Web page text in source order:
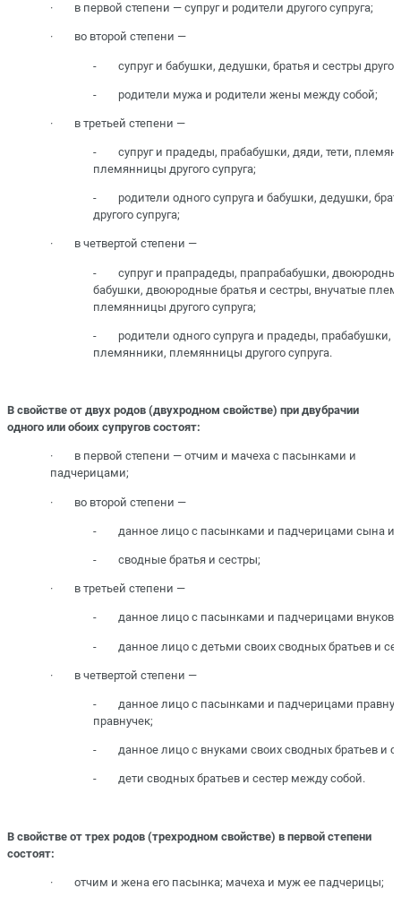
· в первой степени — супруг и родители другого супруга;
· во второй степени —
- супруг и бабушки, дедушки, братья и сестры
- родители мужа и родители жены между собой;
· в третьей степени —
- супруг и прадеды, прабабушки, дяди, тети,
племянницы другого супруга;
- родители одного супруга и бабушки, дедушки,
другого супруга;
· в четвертой степени —
- супруг и прапрадеды, прапрабабушки,
бабушки, двоюродные братья и сестры, внучатые
племянницы другого супруга;
- родители одного супруга и прадеды, прабабушки,
племянники, племянницы другого супруга.
В свойстве от двух родов (двухродном свойстве) при двубрачии
одного или обоих супругов состоят:
· в первой степени — отчим и мачеха с пасынками и
падчерицами;
· во второй степени —
- данное лицо с пасынками и падчерицами сына
- сводные братья и сестры;
· в третьей степени —
- данное лицо с пасынками и падчерицами внуков
- данное лицо с детьми своих сводных братьев и
· в четвертой степени —
- данное лицо с пасынками и падчерицами
правнучек;
- данное лицо с внуками своих сводных братьев и
- дети сводных братьев и сестер между собой.
В свойстве от трех родов (трехродном свойстве) в первой степени
состоят:
· отчим и жена его пасынка; мачеха и муж ее падчерицы;